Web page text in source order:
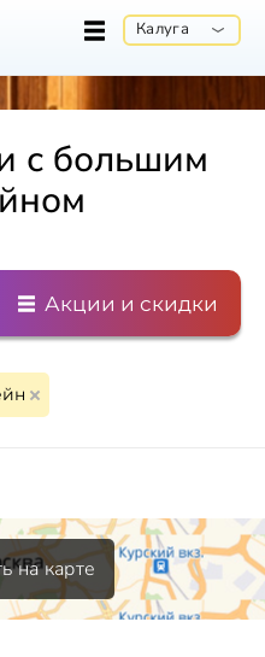
Калуга
с большим
Акции и скидки
на карте